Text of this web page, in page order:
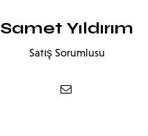
Samet Yıldırım
Satış Sorumlusu